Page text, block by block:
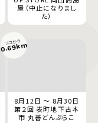
屋（中止になりまし
た）
8月12日 ～ 8月30日
第２回 表町地下古本
市 丸善どんぶらこ
ココから
0.69km